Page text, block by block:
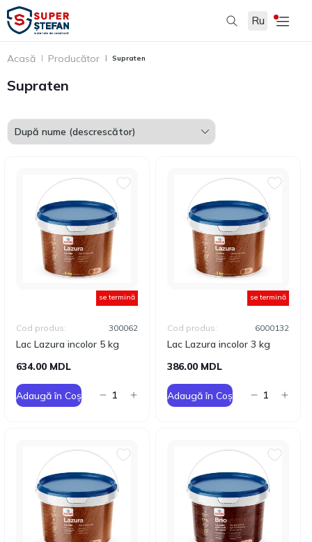
Ru
Acasă Producător Supraten
Supraten
Filtru
se termină
Lac Lazura incolor 5 kg
Cod produs: 300062
634.00 MDL
Adaugă în Coș
se termină
Lac Lazura incolor 3 kg
Cod produs: 6000132
386.00 MDL
Adaugă în Coș